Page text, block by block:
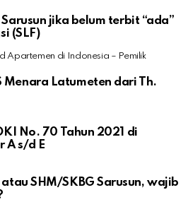
jika belum terbit “ada”
(SLF)
Apartemen di Indonesia – Pemilik
Menara Latumeten dari Th.
No. 70 Tahun 2021 di
A s/d E
atau SHM/SKBG Sarusun, wajib